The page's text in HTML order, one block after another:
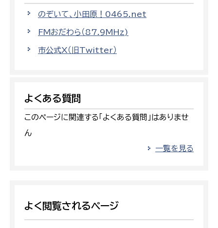
のぞいて、小田原！0465.net
FMおだわら（87.9MHz)
市公式X（旧Twitter）
よくある質問
このページに関連する「よくある質問」はありませ
ん
一覧を見る
よく閲覧されるページ